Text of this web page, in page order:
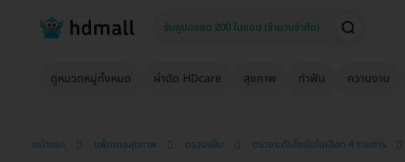
ดูหมวดหมู่ทั้งหมด ผ่าตัด HDcare สุขภาพ ทำฟัน ความงาม
หน้าแรก แพ็กเกจสุขภาพ ตรวจแล็บ ตรวจระดับไขมันในเลือด 4 รายการ